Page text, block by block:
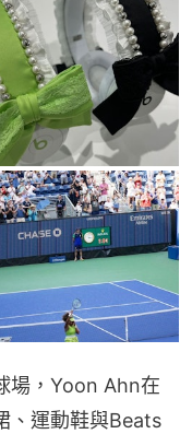
場，Yoon Ahn在
、運動鞋與Beats